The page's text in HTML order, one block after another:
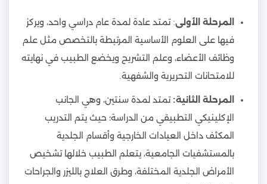
المرحلة الأولى: تمتد عادة لمدة عام دراسي واحد، ويركز
فيها على العلوم الأساسية المرتبطة بالتخصص مثل علم
وظائف الأعضاء، وعلم التشريح ويخضع الطبيب في نهايته
للامتحانات التحريرية والشفهية.
المرحلة الثانية: تمتد لمدة سنتين، وهي الجانب
الإكلينيكي التطبيقي من الدراسة؛ حيث يتم التدريب
المكثف داخل العيادات الخارجية وأقسام الجلدية
بالمستشفيات الجامعية، يتعلم الطبيب خلالها تشخيص
الأمراض الجلدية المختلفة، وطرق العلاج بالليزر والجراحات